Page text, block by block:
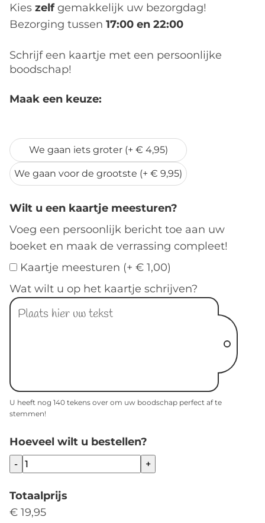
Kies zelfgemakkelijk uw bezorgdag!
Bezorging tussen 17:00 en 22:00
Schrijf een kaartje met een persoonlijke
boodschap!
Maak een keuze:
We gaan iets groter (+ € 4,95)
We gaan voor de grootste (+ € 9,95)
Wilt u een kaartje meesturen?
Voeg een persoonlijk bericht toe aan uw
boeket en maak de verrassing compleet!
Kaartje meesturen (+ € 1,00)
Wat wilt u op het kaartje schrijven?
U heeft nog 140 tekens over om uw boodschap perfect af te
stemmen!
Hoeveel wilt u bestellen?
- +
Totaalprijs
€ 19,95